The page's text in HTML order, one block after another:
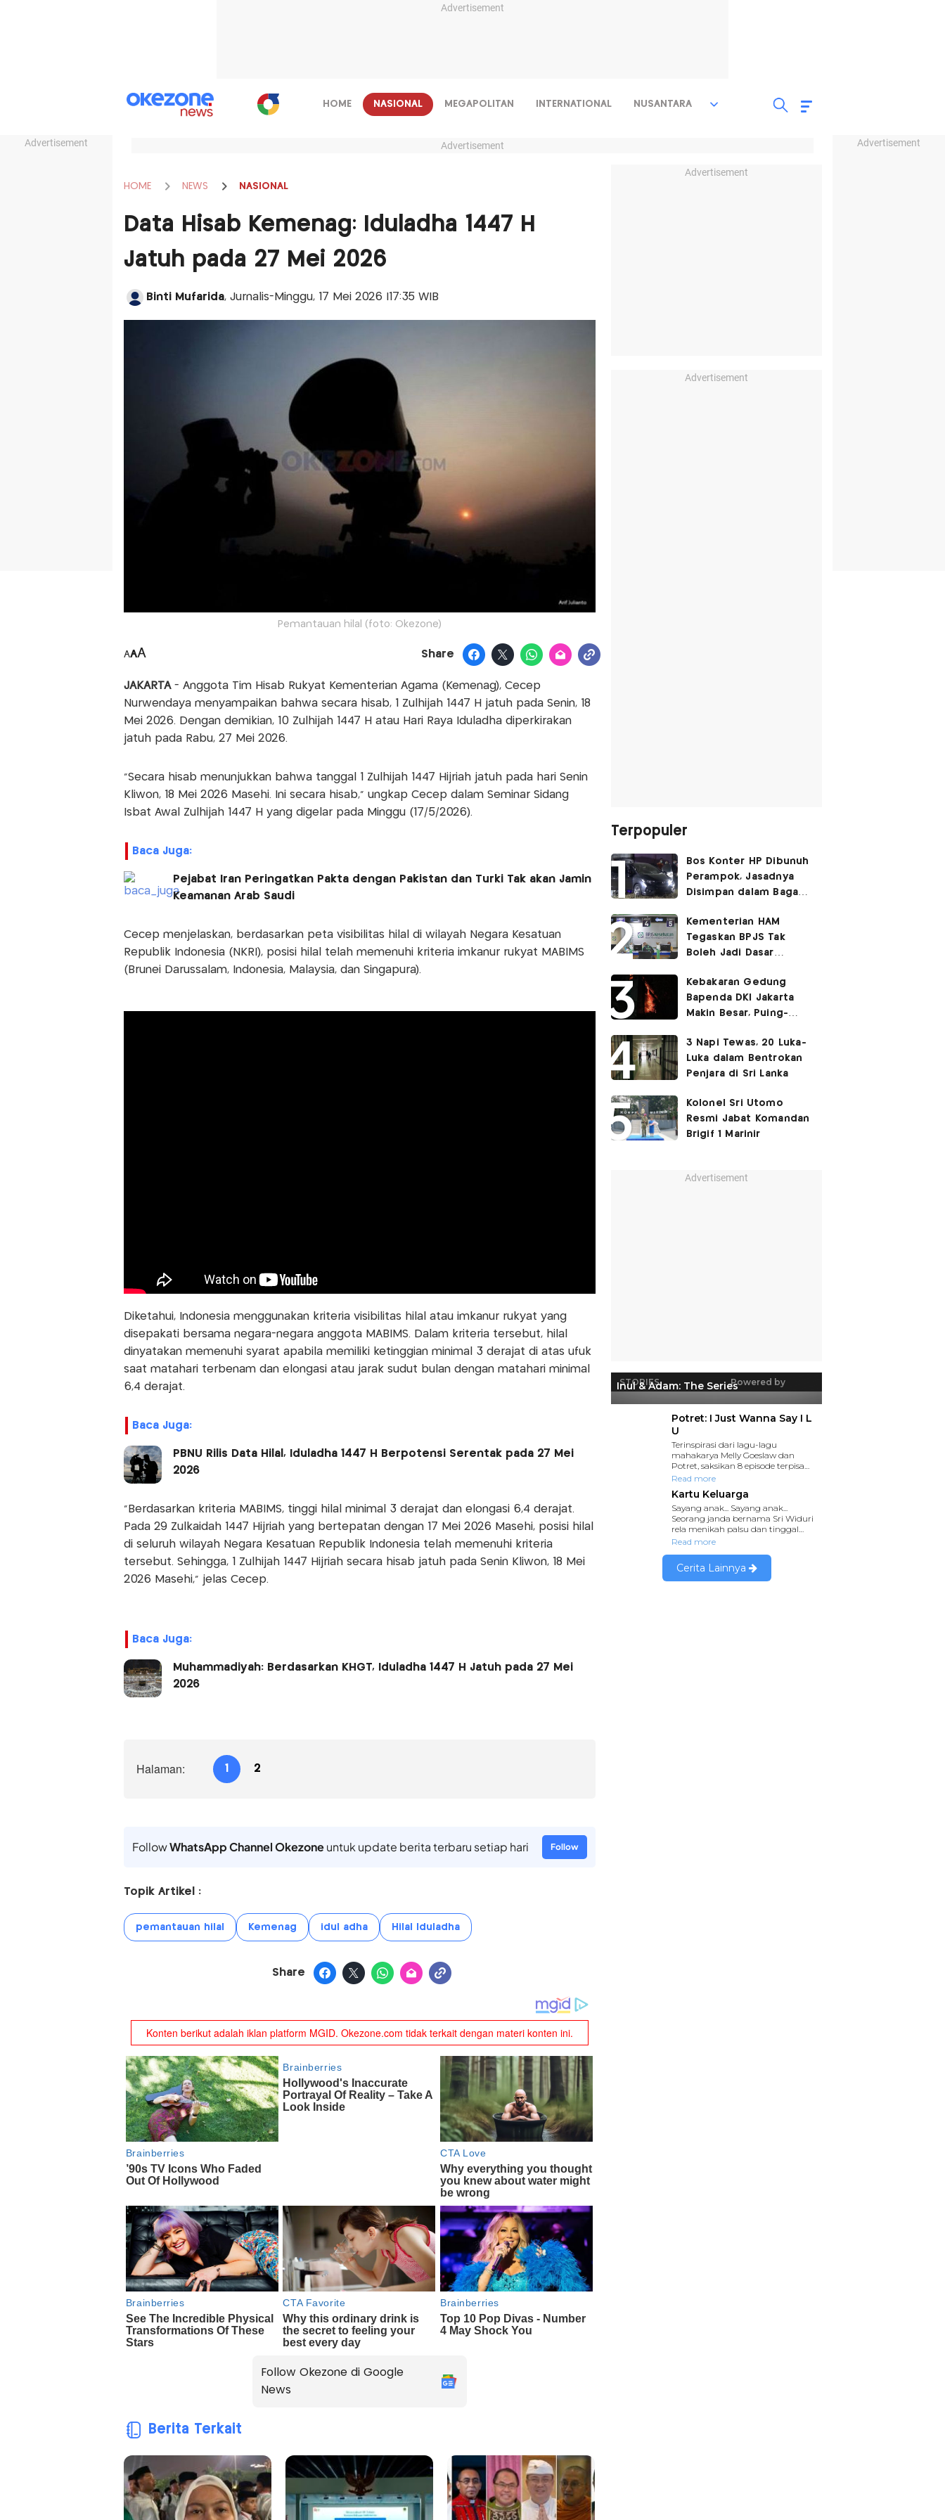
Advertisement
Advertisement Advertisement
HOME NASIONAL MEGAPOLITAN INTERNATIONAL NUSANTARA
Advertisement
HOME NEWS NASIONAL
Data Hisab Kemenag: Iduladha 1447 H
Jatuh pada 27 Mei 2026
Binti Mufarida, Jurnalis-Minggu, 17 Mei 2026 |17:35 WIB
Pemantauan hilal (foto: Okezone)
AAA Share
JAKARTA- Anggota Tim Hisab Rukyat Kementerian Agama (Kemenag), Cecep
Nurwendaya menyampaikan bahwa secara hisab, 1 Zulhijah 1447 H jatuh pada Senin, 18
Mei 2026. Dengan demikian, 10 Zulhijah 1447 H atau Hari Raya Iduladha diperkirakan
jatuh pada Rabu, 27 Mei 2026.
“Secara hisab menunjukkan bahwa tanggal 1 Zulhijah 1447 Hijriah jatuh pada hari Senin
Kliwon, 18 Mei 2026 Masehi. Ini secara hisab,” ungkap Cecep dalam Seminar Sidang
Isbat Awal Zulhijah 1447 H yang digelar pada Minggu (17/5/2026).
Baca Juga:
Pejabat Iran Peringatkan Pakta dengan Pakistan dan Turki Tak akan Jamin
Keamanan Arab Saudi
Cecep menjelaskan, berdasarkan peta visibilitas hilal di wilayah Negara Kesatuan
Republik Indonesia (NKRI), posisi hilal telah memenuhi kriteria imkanur rukyat MABIMS
(Brunei Darussalam, Indonesia, Malaysia, dan Singapura).
Diketahui, Indonesia menggunakan kriteria visibilitas hilal atau imkanur rukyat yang
disepakati bersama negara-negara anggota MABIMS. Dalam kriteria tersebut, hilal
dinyatakan memenuhi syarat apabila memiliki ketinggian minimal 3 derajat di atas ufuk
saat matahari terbenam dan elongasi atau jarak sudut bulan dengan matahari minimal
6,4 derajat.
Baca Juga:
PBNU Rilis Data Hilal, Iduladha 1447 H Berpotensi Serentak pada 27 Mei
2026
“Berdasarkan kriteria MABIMS, tinggi hilal minimal 3 derajat dan elongasi 6,4 derajat.
Pada 29 Zulkaidah 1447 Hijriah yang bertepatan dengan 17 Mei 2026 Masehi, posisi hilal
di seluruh wilayah Negara Kesatuan Republik Indonesia telah memenuhi kriteria
tersebut. Sehingga, 1 Zulhijah 1447 Hijriah secara hisab jatuh pada Senin Kliwon, 18 Mei
2026 Masehi,” jelas Cecep.
Baca Juga:
Muhammadiyah: Berdasarkan KHGT, Iduladha 1447 H Jatuh pada 27 Mei
2026
Halaman: 1 2
FollowWhatsApp Channel Okezoneuntuk update berita terbaru setiap hari Follow
Topik Artikel :
pemantauan hilal Kemenag idul adha Hilal Iduladha
Share
Follow Okezone di Google
News
Berita Terkait
Advertisement
Advertisement
Terpopuler
Bos Konter HP Dibunuh
Perampok, Jasadnya
Disimpan dalam Bagasi
Kementerian HAM
Tegaskan BPJS Tak
Boleh Jadi Dasar
Layanan Kesehatan
Kebakaran Gedung
Bapenda DKI Jakarta
Makin Besar, Puing-
3 Napi Tewas, 20 Luka-
Luka dalam Bentrokan
Penjara di Sri Lanka
Kolonel Sri Utomo
Resmi Jabat Komandan
Brigif 1 Marinir
Advertisement